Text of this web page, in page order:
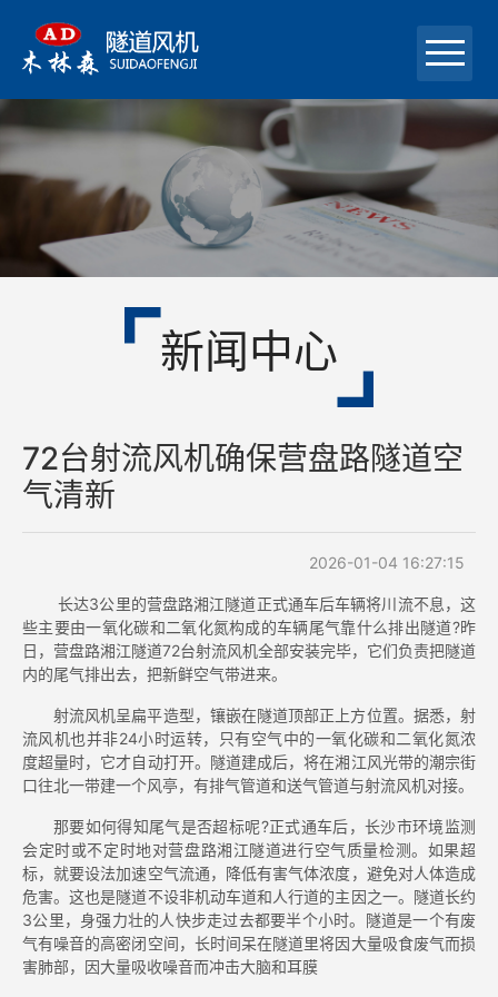
首页
关于我们
成功案例
新闻中心
72台射流风机确保营盘路隧道空
气清新
2026-01-04 16:27:15
长达3公里的营盘路湘江隧道正式通车后车辆将川流不息，这
些主要由一氧化碳和二氧化氮构成的车辆尾气靠什么排出隧道?昨
日，营盘路湘江隧道72台射流风机全部安装完毕，它们负责把隧道
内的尾气排出去，把新鲜空气带进来。
射流风机呈扁平造型，镶嵌在隧道顶部正上方位置。据悉，射
流风机也并非24小时运转，只有空气中的一氧化碳和二氧化氮浓
度超量时，它才自动打开。隧道建成后，将在湘江风光带的潮宗街
口往北一带建一个风亭，有排气管道和送气管道与射流风机对接。
那要如何得知尾气是否超标呢?正式通车后，长沙市环境监测
会定时或不定时地对营盘路湘江隧道进行空气质量检测。如果超
标，就要设法加速空气流通，降低有害气体浓度，避免对人体造成
危害。这也是隧道不设非机动车道和人行道的主因之一。隧道长约
3公里，身强力壮的人快步走过去都要半个小时。隧道是一个有废
气有噪音的高密闭空间，长时间呆在隧道里将因大量吸食废气而损
害肺部，因大量吸收噪音而冲击大脑和耳膜